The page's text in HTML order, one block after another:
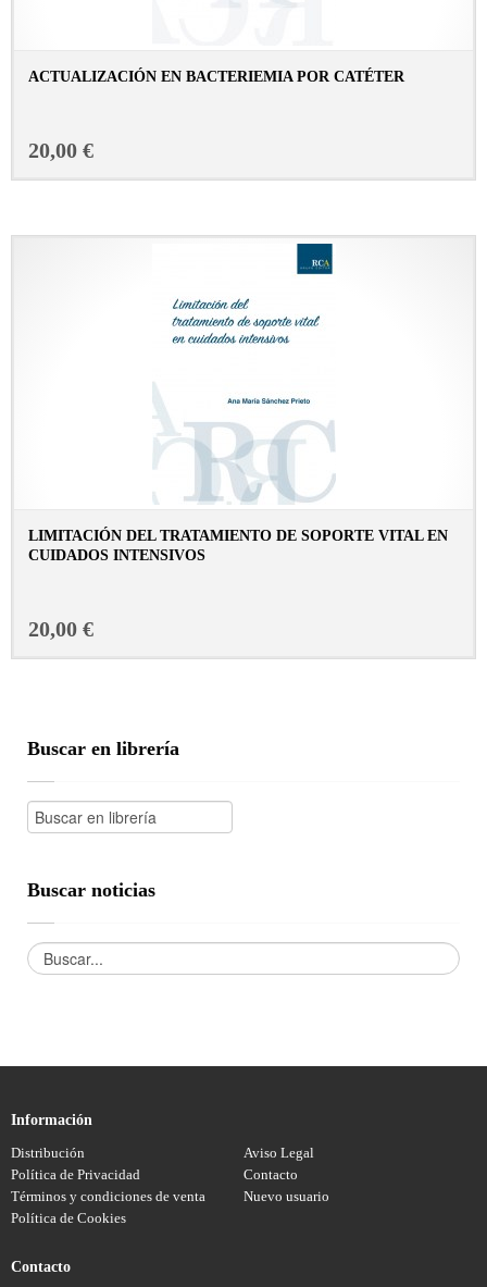
ACTUALIZACIÓN EN BACTERIEMIA POR CATÉTER
20,00 €
LIMITACIÓN DEL TRATAMIENTO DE SOPORTE VITAL EN
CUIDADOS INTENSIVOS
20,00 €
Buscar en librería
Buscar noticias
Información
Distribución
Aviso Legal
Política de Privacidad
Contacto
Términos y condiciones de venta
Nuevo usuario
Política de Cookies
Contacto